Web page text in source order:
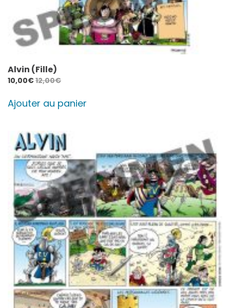
Alvin (Fille)
10,00€12,00€
Ajouter au panier